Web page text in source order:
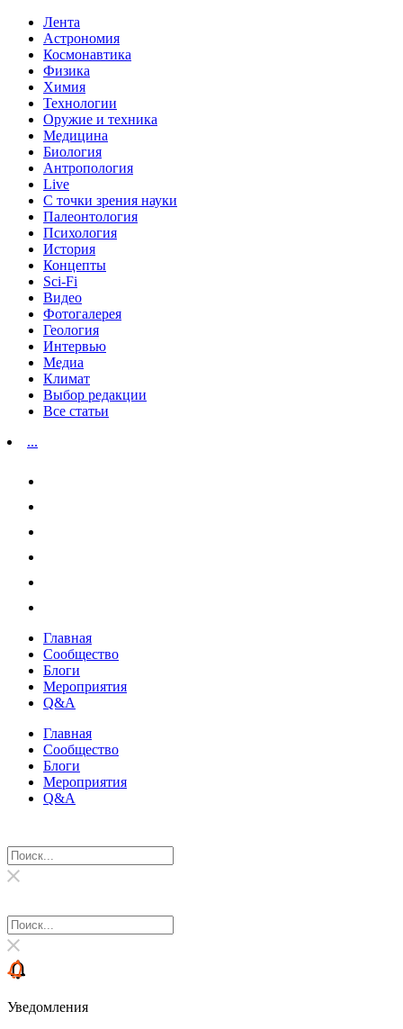
Лента
Астрономия
Космонавтика
Физика
Химия
Технологии
Оружие и техника
Медицина
Биология
Антропология
Live
С точки зрения науки
Палеонтология
Психология
История
Концепты
Sci-Fi
Видео
Фотогалерея
Геология
Интервью
Медиа
Климат
Выбор редакции
Все статьи
...
Главная
Сообщество
Блоги
Мероприятия
Q&A
Главная
Сообщество
Блоги
Мероприятия
Q&A
Уведомления